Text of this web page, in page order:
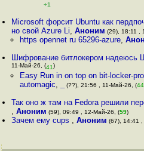
+1
Microsoft форсит Ubuntu как
но свой Azure Li,Аноним (29), 18:11 ,
https opennet ru 65296-azure,
Шифрование битлокером надеюсь
11-Май-26, (41)
Easy Run in on top on bit-locker-
automagic, (??), 21:56 , 11-Май-26, (44
Так оно ж там на Fedora решили
,Аноним (59), 09:49 , 12-Май-26, (59)
Зачем ему cups ,Аноним (67), 14:41